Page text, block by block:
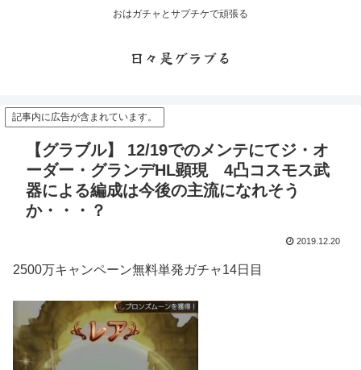
おはガチャとサプチケで頑張る
日々是グラブる
記事内に広告が含まれています。
【グラブル】 12/19でのメンテにてジ・オ
ーダー・グランデHL顕現 4凸コスモス武
器による編成は今後の主流になれそう
か・・・？
2019.12.20
2500万キャンペーン無料単発ガチャ14日目